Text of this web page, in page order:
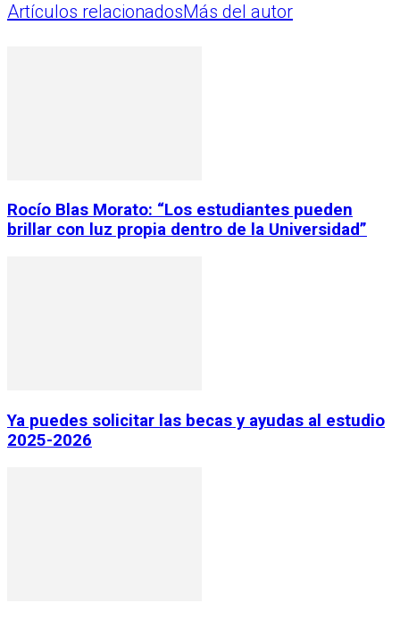
Artículos relacionadosMás del autor
Rocío Blas Morato: “Los estudiantes pueden
brillar con luz propia dentro de la Universidad”
Ya puedes solicitar las becas y ayudas al estudio
2025-2026